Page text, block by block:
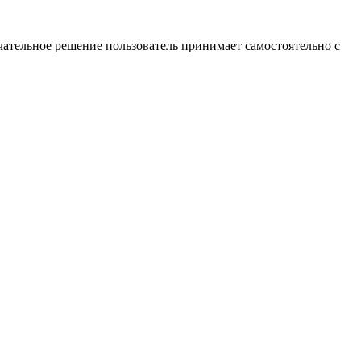
решение пользователь принимает самостоятельно с